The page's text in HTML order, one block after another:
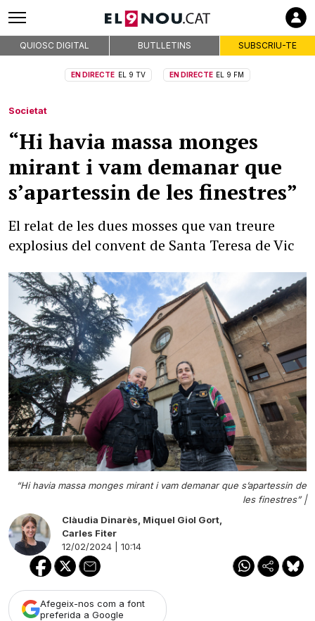
QUIOSC DIGITAL BUTLLETINS SUBSCRIU-TE
EN DIRECTE EL 9 TV EN DIRECTE EL 9 FM
Societat
“Hi havia massa monges
mirant i vam demanar que
s’apartessin de les finestres”
El relat de les dues mosses que van treure
explosius del convent de Santa Teresa de Vic
“Hi havia massa monges mirant i vam demanar que s’apartessin de
les finestres” |
Clàudia Dinarès Miquel Giol Gort
Carles Fiter
12/02/2024 | 10:14
Afegeix-nos com a font
preferida a Google